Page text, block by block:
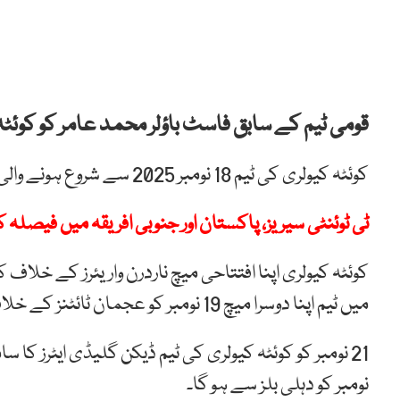
قومی ٹیم کے سابق فاسٹ باؤلر محمد عامر کو
کوئٹہ کیولری کی ٹیم 18 نومبر 2025 سے شروع ہونے والی ابو ظہبی ٹی ٹین لیگ میں اپنا پہلا سیزن کھیلے گی۔
ٹی ٹوئنٹی سیریز، پاکستان اور جنوبی افریقہ میں
میں ٹیم اپنا دوسرا میچ 19 نومبر کو عجمان ٹائٹنز کے خلاف کھیلے گی۔
نومبر کو دہلی بلز سے ہو گا۔